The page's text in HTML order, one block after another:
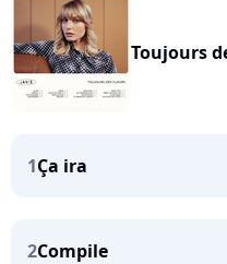
Toujours
1Ça ira
2Compile